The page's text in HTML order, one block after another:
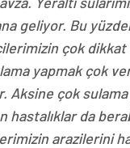
geliyor. Bu
çok
yapmak çok
Aksine çok sulama
hastalıklar da
arazilerini